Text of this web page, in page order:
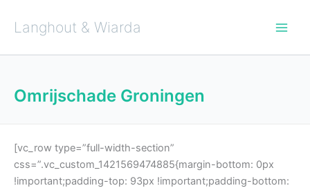
inhoudLanghout & Wiarda
Omrijschade Groningen
[vc_row type=”full-width-section”
css=”.vc_custom_1421569474885{margin-bottom: 0px
!important;padding-top: 93px !important;padding-bottom: